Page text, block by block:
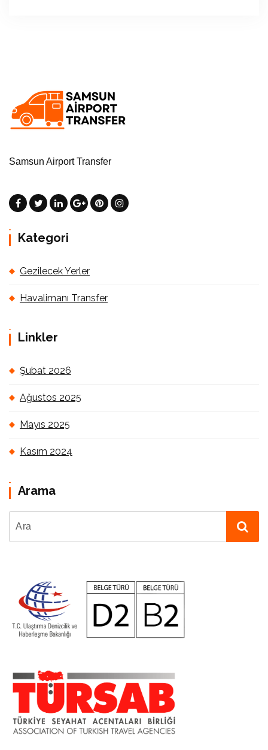
Samsun Airport Transfer
Kategori
Gezilecek Yerler
Havalimanı Transfer
Linkler
Şubat 2026
Ağustos 2025
Mayıs 2025
Kasım 2024
Arama